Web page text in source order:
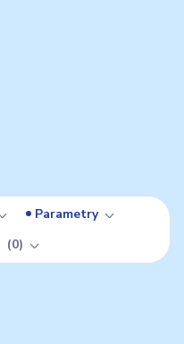
Parametry
0